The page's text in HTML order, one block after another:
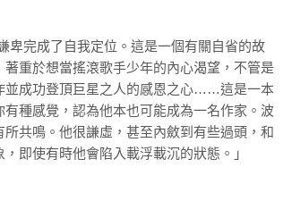
卑完成了自我定位。這是一個有關自省的故
重於想當搖滾歌手少年的內心渴望，不管是
並成功登頂巨星之人的感恩之心……這是一本
種感覺，認為他本也可能成為一名作家。波
共鳴。他很謙虛，甚至內斂到有些過頭，和
即使有時他會陷入載浮載沉的狀態。」